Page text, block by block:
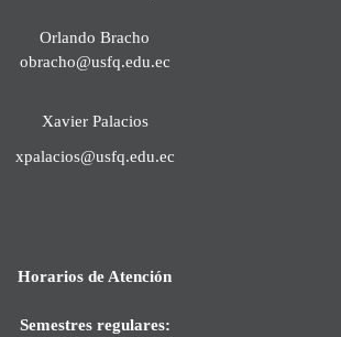
Orlando Bracho
obracho@usfq.edu.ec
Xavier Palacios
xpalacios@usfq.edu.ec
Horarios de Atención
Semestres regulares: